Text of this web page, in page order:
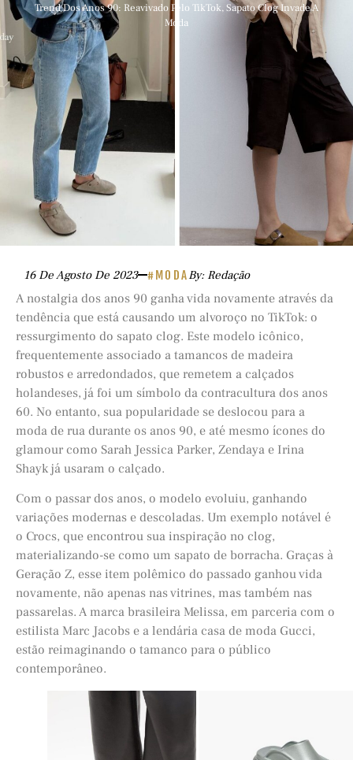
Trend Dos Anos 90: Reavivado Pelo TikTok, Sapato Clog Invade A
Moda
16 De Agosto De 2023 #MODABy: Redação
A nostalgia dos anos 90 ganha vida novamente através da
tendência que está causando um alvoroço no TikTok: o
ressurgimento do sapato clog. Este modelo icônico,
frequentemente associado a tamancos de madeira
robustos e arredondados, que remetem a calçados
holandeses, já foi um símbolo da contracultura dos anos
60. No entanto, sua popularidade se deslocou para a
moda de rua durante os anos 90, e até mesmo ícones do
glamour como Sarah Jessica Parker, Zendaya e Irina
Shayk já usaram o calçado.
Com o passar dos anos, o modelo evoluiu, ganhando
variações modernas e descoladas. Um exemplo notável é
o Crocs, que encontrou sua inspiração no clog,
materializando-se como um sapato de borracha. Graças à
Geração Z, esse item polêmico do passado ganhou vida
novamente, não apenas nas vitrines, mas também nas
passarelas. A marca brasileira Melissa, em parceria com o
estilista Marc Jacobs e a lendária casa de moda Gucci,
estão reimaginando o tamanco para o público
contemporâneo.